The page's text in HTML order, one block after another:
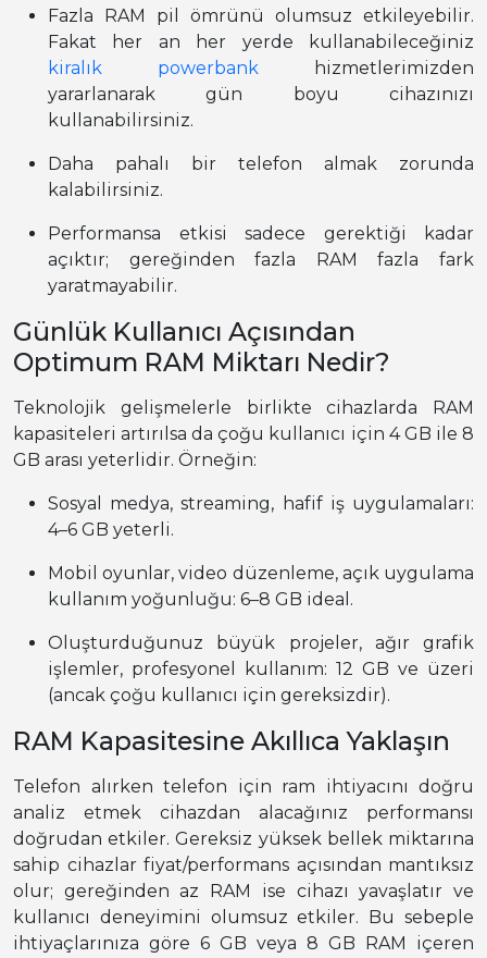
Fazla RAM pil ömrünü olumsuz etkileyebilir.
Fakat her an her yerde kullanabileceğiniz
kiralık powerbank hizmetlerimizden
yararlanarak gün boyu cihazınızı
kullanabilirsiniz.
Daha pahalı bir telefon almak zorunda
kalabilirsiniz.
Performansa etkisi sadece gerektiği kadar
açıktır; gereğinden fazla RAM fazla fark
yaratmayabilir.
Günlük Kullanıcı Açısından
Optimum RAM Miktarı Nedir?
Teknolojik gelişmelerle birlikte cihazlarda RAM
kapasiteleri artırılsa da çoğu kullanıcı için 4 GB ile 8
GB arası yeterlidir. Örneğin:
Sosyal medya, streaming, hafif iş uygulamaları:
4–6 GB yeterli.
Mobil oyunlar, video düzenleme, açık uygulama
kullanım yoğunluğu: 6–8 GB ideal.
Oluşturduğunuz büyük projeler, ağır grafik
işlemler, profesyonel kullanım: 12 GB ve üzeri
(ancak çoğu kullanıcı için gereksizdir).
RAM Kapasitesine Akıllıca Yaklaşın
Telefon alırken telefon için ram ihtiyacını doğru
analiz etmek cihazdan alacağınız performansı
doğrudan etkiler. Gereksiz yüksek bellek miktarına
sahip cihazlar fiyat/performans açısından mantıksız
olur; gereğinden az RAM ise cihazı yavaşlatır ve
kullanıcı deneyimini olumsuz etkiler. Bu sebeple
ihtiyaçlarınıza göre 6 GB veya 8 GB RAM içeren